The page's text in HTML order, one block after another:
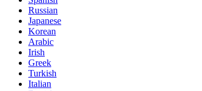
Russian
Japanese
Korean
Arabic
Irish
Greek
Turkish
Italian